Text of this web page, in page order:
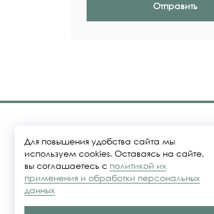
Отправить
Политика конфидециальности
являются публичной офертой
Для повышения удобства сайта мы
используем cookies. Оставаясь на сайте,
вы соглашаетесь с политикой их
применения и обработки персональных
данных